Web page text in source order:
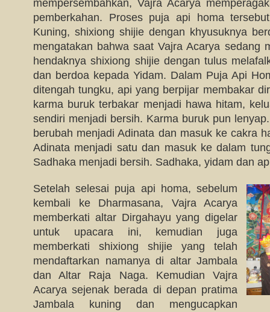
mempersembahkan, Vajra Acarya
pemberkahan. Proses puja api homa
Kuning, shixiong shijie dengan khyusuknya
mengatakan bahwa saat Vajra Acarya sedang
hendaknya shixiong shijie dengan tulus
dan berdoa kepada Yidam. Dalam Puja Api
ditengah tungku, api yang berpijar membakar
karma buruk terbakar menjadi hawa hitam,
sendiri menjadi bersih. Karma buruk pun
berubah menjadi Adinata dan masuk ke cakra
Adinata menjadi satu dan masuk ke dalam
Sadhaka menjadi bersih. Sadhaka, yidam dan
Setelah selesai puja api homa, sebelum
kembali ke Dharmasana, Vajra Acarya
memberkati altar Dirgahayu yang digelar
untuk upacara ini, kemudian juga
memberkati shixiong shijie yang telah
mendaftarkan namanya di altar Jambala
dan Altar Raja Naga. Kemudian Vajra
Acarya sejenak berada di depan pratima
Jambala kuning dan mengucapkan